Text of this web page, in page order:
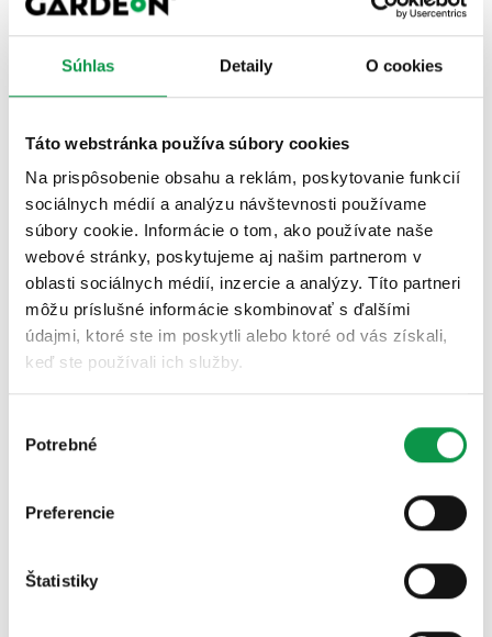
Súhlas Detaily O cookies
Táto webstránka používa súbory cookies
Na prispôsobenie obsahu a reklám, poskytovanie funkcií
sociálnych médií a analýzu návštevnosti používame
súbory cookie. Informácie o tom, ako používate naše
webové stránky, poskytujeme aj našim partnerom v
oblasti sociálnych médií, inzercie a analýzy. Títo partneri
môžu príslušné informácie skombinovať s ďalšími
údajmi, ktoré ste im poskytli alebo ktoré od vás získali,
keď ste používali ich služby.
súhlasu
Potrebné
Preferencie
Štatistiky
Flexibilný tesniaci prah pre garážové brány je
doplnkový produkt, ktorý vám na objednávku dodáme
v potrebnej dĺžke spolu s garážou a osadíme v rámci
Tesniaci prah si môžete objednať aj dodatočne – ak
napríklad zistíte až neskôr, že štandardné utesnenie
garážovej brány vo vašom prípade nepostačuje.